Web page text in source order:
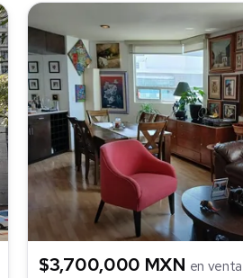
$3,700,000 MXN en venta